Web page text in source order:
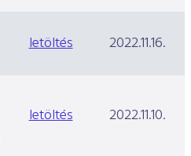
letöltés
2022.11.16.
letöltés 2022.11.10.